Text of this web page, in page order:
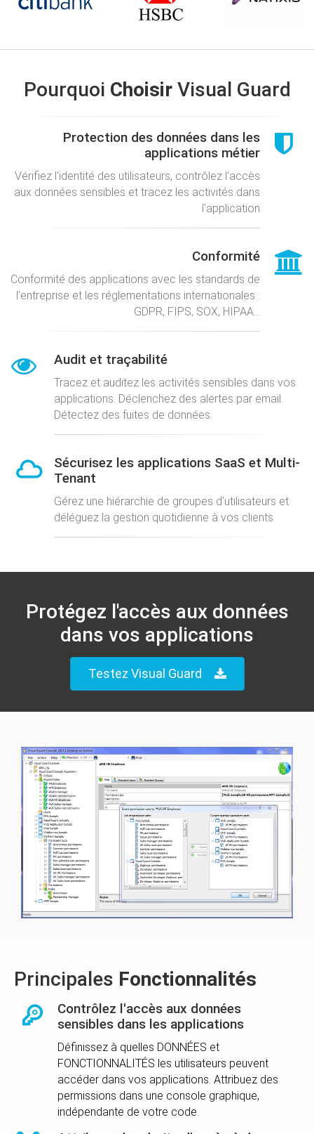
Pourquoi ChoisirVisual Guard
Protection des données dans les
applications métier
Vérifiez l'identité des utilisateurs, contrôlez l'accès
aux données sensibles et tracez les activités dans
l'application
Conformité
Conformité des applications avec les standards de
l'entreprise et les réglementations internationales :
GDPR, FIPS, SOX, HIPAA...
Audit et traçabilité
Tracez et auditez les activités sensibles dans vos
applications. Déclenchez des alertes par email.
Détectez des fuites de données.
Sécurisez les applications SaaS et Multi-
Tenant
Gérez une hiérarchie de groupes d'utilisateurs et
déléguez la gestion quotidienne à vos clients
Protégez l'accès aux données
dans vos applications
Testez Visual Guard
Principales Fonctionnalités
Contrôlez l'accès aux données
sensibles dans les applications
Définissez à quelles DONNÉES et
FONCTIONNALITÉS les utilisateurs peuvent
accéder dans vos applications. Attribuez des
permissions dans une console graphique,
indépendante de votre code.